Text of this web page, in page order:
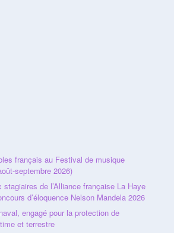
français au Festival de musique
septembre 2026)
stagiaires de l’Alliance française La Haye
d’éloquence Nelson Mandela 2026
engagé pour la protection de
et terrestre